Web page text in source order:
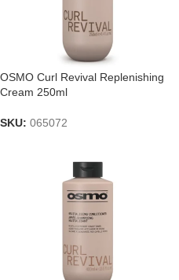
OSMO Curl Revival Replenishing
Cream 250ml
SKU: 065072